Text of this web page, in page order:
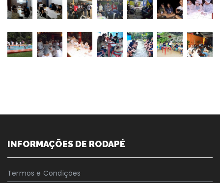
INFORMAÇÕES DE RODAPÉ
Termos e Condições